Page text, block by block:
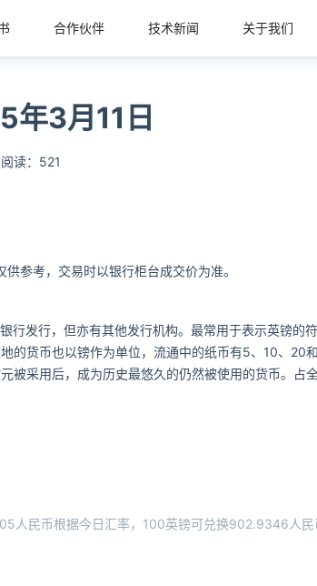
合作伙伴 技术新闻 关于我们
年3月11日
阅读：521
参考，交易时以银行柜台成交价为准。
行发行，但亦有其他发行机构。最常用于表示英镑的
的货币也以镑作为单位，流通中的纸币有5、10、
被采用后，成为历史最悠久的仍然被使用的货币。占
民币根据今日汇率，100英镑可兑换902.9346人民